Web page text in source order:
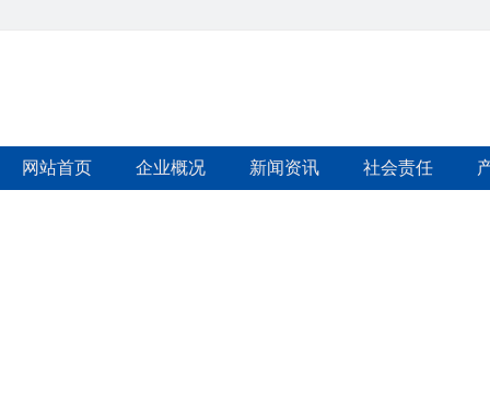
网站首页 企业概况 新闻资讯 社会责任